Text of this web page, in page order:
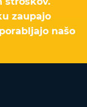
zaupajo
našo